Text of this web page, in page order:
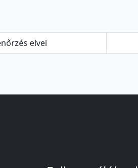
elvei